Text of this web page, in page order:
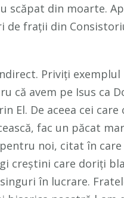
scăpat din moarte.
de frații din
Priviți exemplul
că avem pe Isus ca
El. De aceea cei
fac un păcat
noi, citat în
creștini care doriți
în lucrare.